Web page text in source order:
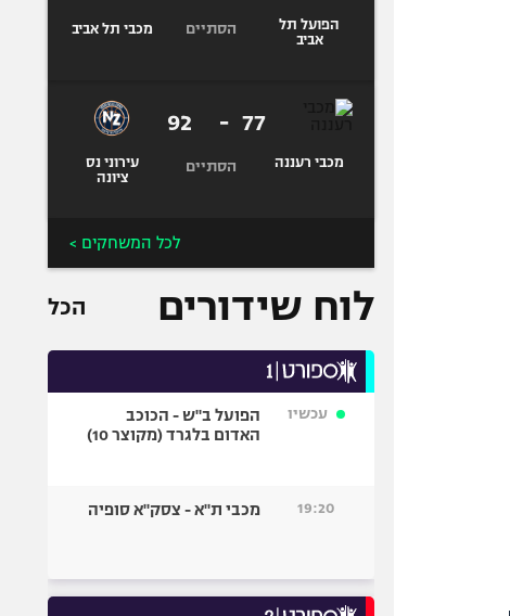
הפועל תל
אביב
הסתיים מכבי תל אביב
מכבי רעננה
77
-
92
הסתיים
עירוני נס
ציונה
לכל המשחקים >
לוח שידורים הכל
עכשיו
הפועל ב"ש - הכוכב
האדום בלגרד (מקוצר 10)
19:20 מכבי ת"א - צסק"א סופיה